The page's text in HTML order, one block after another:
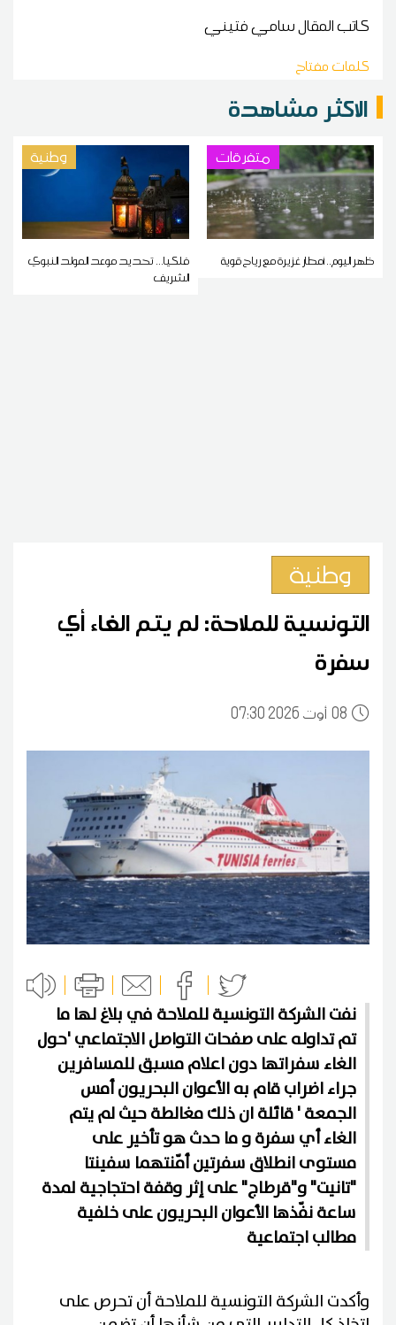
كاتب المقالسامي فتيني
كلمات مفتاح
الاكثر مشاهدة
متفرقات
ظهر اليوم.. أمطار غزيرة مع رياح قوية
وطنية
فلكيا... تحديد موعد المولد النبوي
الشريف
وطنية
التونسية للملاحة: لم يتم الغاء أي
سفرة
0807:30 2026 أوت
نفت الشركة التونسية للملاحة في بلاغ لها ما
تم تداوله على صفحات التواصل الاجتماعي 'حول
الغاء سفراتها دون اعلام مسبق للمسافرين
جراء اضراب قام به الأعوان البحريون أمس
الجمعة ' قائلة ان ذلك مغالطة حيث لم يتم
الغاء أي سفرة و ما حدث هو تأخير على
مستوى انطلاق سفرتين أمّنتهما سفينتا
"تانيت" و"قرطاج" على إثر وقفة احتجاجية لمدة
ساعة نفّذها الأعوان البحريون على خلفية
مطالب اجتماعية
وأكدت الشركة التونسية للملاحة أن تحرص على